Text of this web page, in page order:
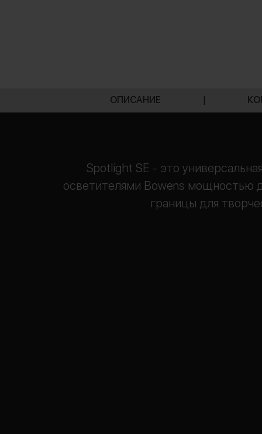
ОПИСАНИЕ |
Spotlight SE - это
осветителями Bowens мощностью
границы для